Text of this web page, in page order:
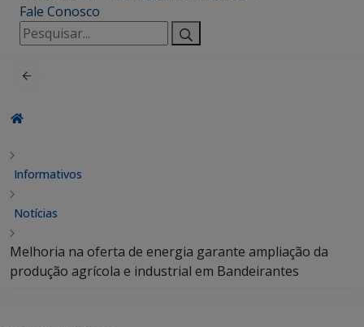
Fale Conosco
Pesquisar
por:
Informativos
Notícias
Melhoria na oferta de energia garante ampliação da
produção agrícola e industrial em Bandeirantes